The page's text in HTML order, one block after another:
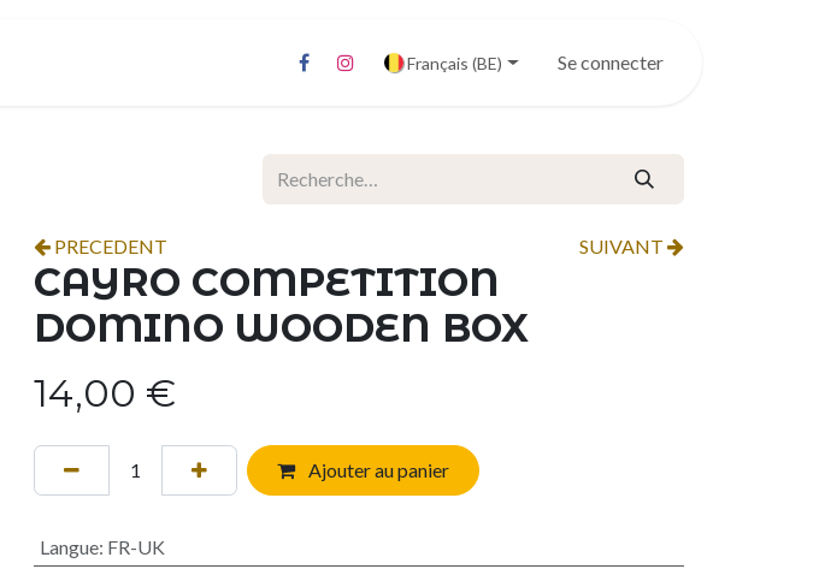
Français (BE) Se connecter
PRECEDENT SUIVANT
CAYRO COMPETITION
DOMINO WOODEN BOX
14,00 €
Ajouter au panier
Langue: FR-UK